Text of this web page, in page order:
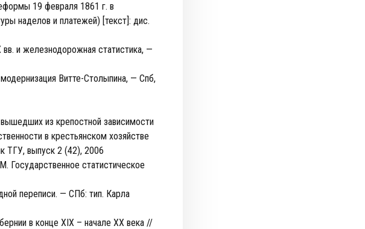
19 февраля 1861 г. в
наделов и платежей) [текст]: дис.
и железнодорожная статистика, —
Витте-Столыпина, — Спб,
из крепостной зависимости
в крестьянском хозяйстве
ТГУ, выпуск 2 (42), 2006
Государственное статистическое
переписи. — СПб: тип. Карла
в конце XIX – начале XX века //